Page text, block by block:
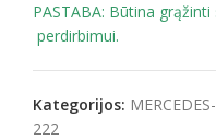
PASTABA: Būtina
perdirbimui.
Kategorijos:
222